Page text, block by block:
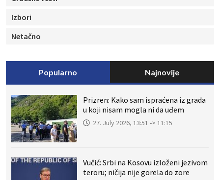
Izbori
Netačno
Popularno Najnovije
Prizren: Kako sam ispraćena iz grada
u koji nisam mogla ni da uđem
27. July 2026, 13:51 -> 11:15
Vučić: Srbi na Kosovu izloženi jezivom
teroru; ničija nije gorela do zore